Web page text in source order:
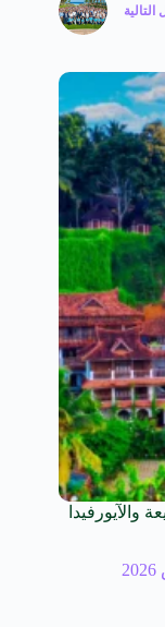
التالية
والآيورفيدا